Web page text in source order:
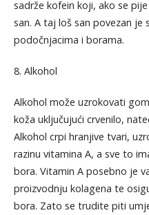
sadrže kofein koji, ako se
san. A taj loš san povezan je
podočnjacima i borama.
8. Alkohol
Alkohol može uzrokovati
koža uključujući crvenilo,
Alkohol crpi hranjive tvari,
razinu vitamina A, a sve to
bora. Vitamin A posebno je
proizvodnju kolagena te
bora. Zato se trudite piti